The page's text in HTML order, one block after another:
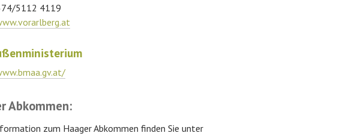
5112 4119
Abkommen:
zum Haager Abkommen finden Sie unter